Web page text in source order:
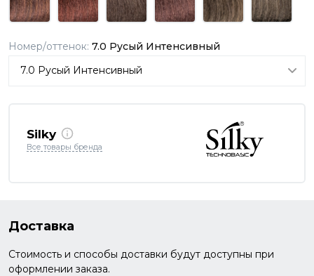
Номер/оттенок: 7.0 Русый Интенсивный
Silky
Все товары бренда
Доставка
Стоимость и способы доставки будут доступны при
оформлении заказа.